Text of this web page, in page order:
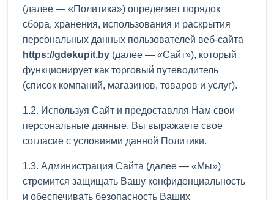
(далее — «Политика») определяет порядок
сбора, хранения, использования и раскрытия
персональных данных пользователей веб-сайта
https://gdekupit.by (далее — «Сайт»), который
функционирует как торговый путеводитель
(список компаний, магазинов, товаров и услуг).
1.2. Используя Сайт и предоставляя Нам свои
персональные данные, Вы выражаете свое
согласие с условиями данной Политики.
1.3. Администрация Сайта (далее — «Мы»)
стремится защищать Вашу конфиденциальность
и обеспечивать безопасность Ваших